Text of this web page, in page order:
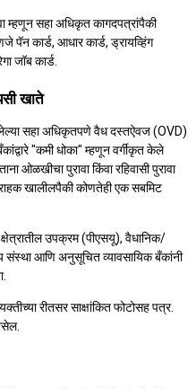
म्हणून सहा अधिकृत कागदपत्रांपैकी
कार्ड, आधार कार्ड, ड्रायव्हिंग
जॉब कार्ड.
खाते
सहा अधिकृतपणे वैध दस्तऐवज (OVD)
"कमी धोका" म्हणून वर्गीकृत केले
ओळखीचा पुरावा किंवा रहिवासी पुरावा
खालीलपैकी कोणतेही एक सबमिट
उपक्रम (पीएसयू), वैधानिक/
संस्था आणि अनुसूचित व्यावसायिक बँकांनी
रीतसर साक्षांकित फोटोसह पत्र.